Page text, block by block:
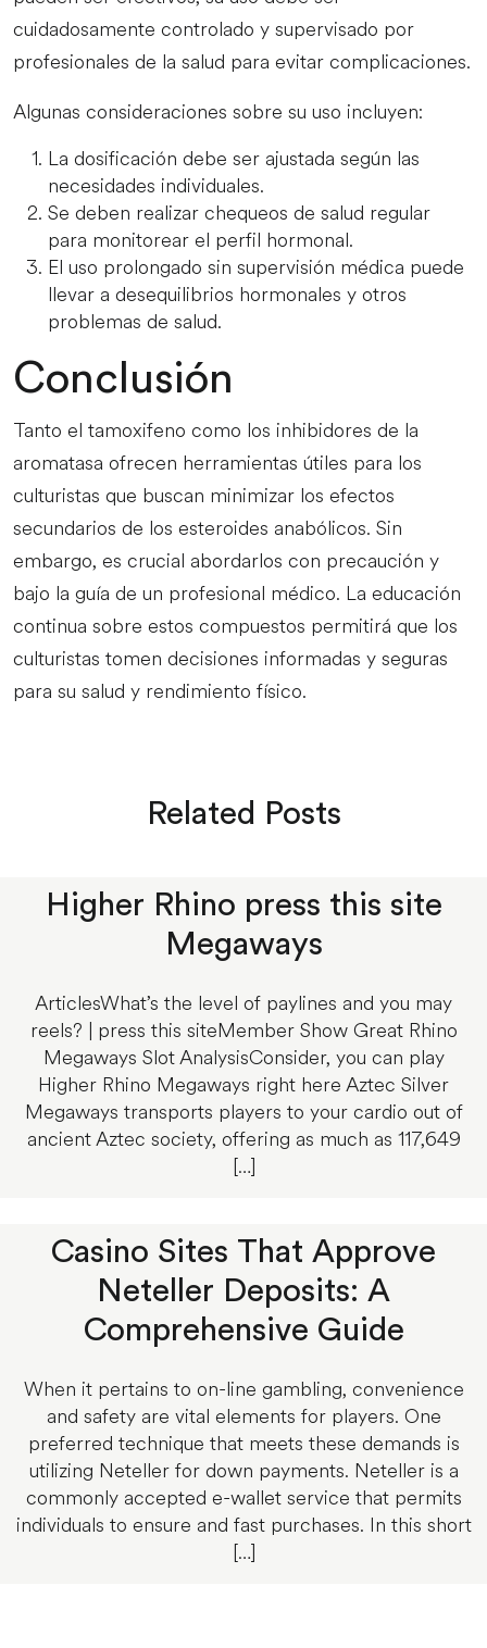
cuidadosamente controlado y supervisado por
profesionales de la salud para evitar complicaciones.
Algunas consideraciones sobre su uso incluyen:
La dosificación debe ser ajustada según las
necesidades individuales.
Se deben realizar chequeos de salud regular
para monitorear el perfil hormonal.
El uso prolongado sin supervisión médica puede
llevar a desequilibrios hormonales y otros
problemas de salud.
Conclusión
Tanto el tamoxifeno como los inhibidores de la
aromatasa ofrecen herramientas útiles para los
culturistas que buscan minimizar los efectos
secundarios de los esteroides anabólicos. Sin
embargo, es crucial abordarlos con precaución y
bajo la guía de un profesional médico. La educación
continua sobre estos compuestos permitirá que los
culturistas tomen decisiones informadas y seguras
para su salud y rendimiento físico.
Related Posts
Higher Rhino press this site
Megaways
ArticlesWhat’s the level of paylines and you may
reels? | press this siteMember Show Great Rhino
Megaways Slot AnalysisConsider, you can play
Higher Rhino Megaways right here Aztec Silver
Megaways transports players to your cardio out of
ancient Aztec society, offering as much as 117,649
[…]
Casino Sites That Approve
Neteller Deposits: A
Comprehensive Guide
When it pertains to on-line gambling, convenience
and safety are vital elements for players. One
preferred technique that meets these demands is
utilizing Neteller for down payments. Neteller is a
commonly accepted e-wallet service that permits
individuals to ensure and fast purchases. In this short
[…]